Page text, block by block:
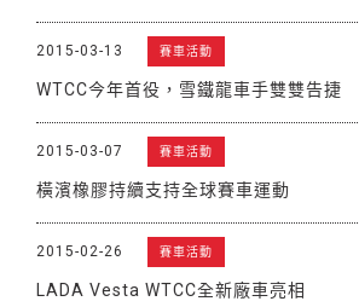
2015-03-13 賽車活動
WTCC今年首役，雪鐵龍車手雙雙告捷
2015-03-07 賽車活動
橫濱橡膠持續支持全球賽車運動
2015-02-26 賽車活動
LADA Vesta WTCC全新廠車亮相